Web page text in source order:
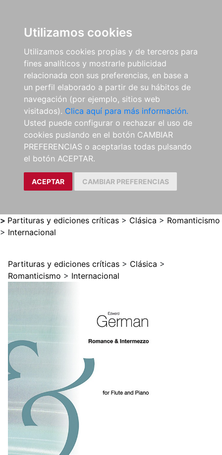
Utilizamos cookies
Utilizamos cookies propias y de terceros para
fines analíticos y mostrarle publicidad
relacionada con sus preferencias, en base a
un perfil elaborado a partir de su hábitos de
navegación (por ejemplo, sitios web
visitados). Clica aquí para más información.
Usted puede configurar o rechazar el uso de
cookies puslando en el botón CAMBIAR
PREFERENCIAS o aceptarlas todas pulsando
el botón ACEPTAR.
ACEPTAR CAMBIAR PREFERENCIAS
> Partituras y ediciones críticas > Clásica > Romanticismo
> Internacional
Partituras y ediciones críticas > Clásica >
Romanticismo > Internacional